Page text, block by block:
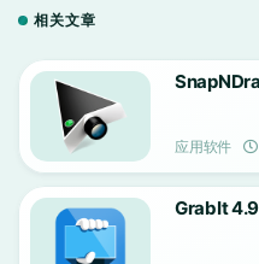
相关文章
应用软件
GrabIt